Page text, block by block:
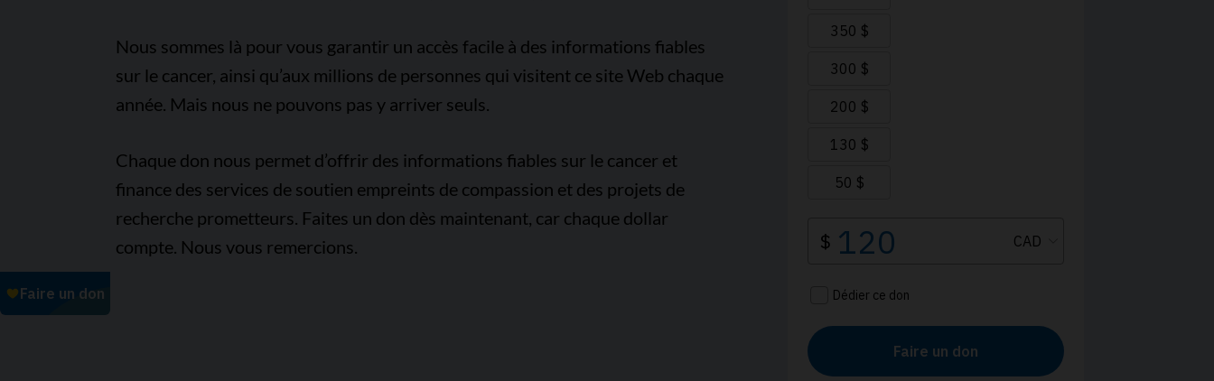
Nous sommes là pour vous garantir un accès facile à des informations fiables
sur le cancer, ainsi qu’aux millions de personnes qui visitent ce site Web chaque
année. Mais nous ne pouvons pas y arriver seuls.
Chaque don nous permet d’offrir des informations fiables sur le cancer et
finance des services de soutien empreints de compassion et des projets de
recherche prometteurs. Faites un don dès maintenant, car chaque dollar
compte. Nous vous remercions.